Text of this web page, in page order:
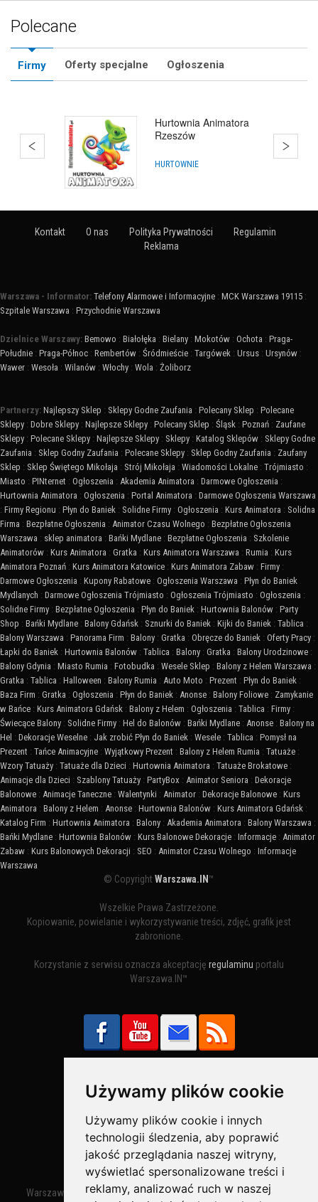
Używamy plików cookie
Używamy plików cookie i innych
technologii śledzenia, aby poprawić
jakość przeglądania naszej witryny,
wyświetlać spersonalizowane treści i
reklamy, analizować ruch w naszej
Polecane
Firmy Oferty specjalne Ogłoszenia
Hurtownia Animatora
Rzeszów
HURTOWNIE
Kontakt O nas Polityka Prywatności
Regulamin
Reklama
Warszawa - Informator: Telefony Alarmowe i Informacyjne : MCK Warszawa 19115 :
Szpitale Warszawa : Przychodnie Warszawa
Dzielnice Warszawy: Bemowo : Białołęka : Bielany : Mokotów : Ochota : Praga-
Południe : Praga-Północ : Rembertów : Śródmieście : Targówek : Ursus : Ursynów :
Wawer : Wesoła : Wilanów : Włochy : Wola : Żoliborz
Partnerzy: Najlepszy Sklep : Sklepy Godne Zaufania : Polecany Sklep : Polecane
Sklepy : Dobre Sklepy : Najlepsze Sklepy : Polecany Sklep : Śląsk : Poznań : Zaufane
Sklepy : Polecane Sklepy : Najlepsze Sklepy : Sklepy : Katalog Sklepów : Sklepy Godne
Zaufania : Sklep Godny Zaufania : Polecane Sklepy : Sklep Godny Zaufania : Zaufany
Sklep : Sklep Świętego Mikołaja : Strój Mikołaja : Wiadomości Lokalne : Trójmiasto :
Miasto : PINternet : Ogłoszenia : Akademia Animatora : Darmowe Ogłoszenia :
Hurtownia Animatora : Ogłoszenia : Portal Animatora : Darmowe Ogłoszenia Warszawa
: Firmy Regionu : Płyn do Baniek : Solidne Firmy : Ogłoszenia : Kurs Animatora : Solidna
Firma : Bezpłatne Ogłoszenia : Animator Czasu Wolnego : Bezpłatne Ogłoszenia
Warszawa : sklep animatora : Bańki Mydlane : Bezpłatne Ogłoszenia : Szkolenie
Animatorów : Kurs Animatora : Gratka : Kurs Animatora Warszawa : Rumia : Kurs
Animatora Poznań : Kurs Animatora Katowice : Kurs Animatora Zabaw : Firmy :
Darmowe Ogłoszenia : Kupony Rabatowe : Ogłoszenia Warszawa : Płyn do Baniek
Mydlanych : Darmowe Ogłoszenia Trójmiasto : Ogłoszenia Trójmiasto : Ogłoszenia :
Solidne Firmy : Bezpłatne Ogłoszenia : Płyn do Baniek : Hurtownia Balonów : Party
Shop : Bańki Mydlane : Balony Gdańsk : Sznurki do Baniek : Kijki do Baniek : Tablica :
Balony Warszawa : Panorama Firm : Balony : Gratka : Obręcze do Baniek : Oferty Pracy :
Łapki do Baniek : Hurtownia Balonów : Tablica : Balony : Gratka : Balony Urodzinowe :
Balony Gdynia : Miasto Rumia : Fotobudka : Wesele Sklep : Balony z Helem Warszawa :
Gratka : Tablica : Halloween : Balony Rumia : Auto Moto : Prezent : Płyn do Baniek :
Baza Firm : Gratka : Ogłoszenia : Płyn do Baniek : Anonse : Balony Foliowe : Zamykanie
w Bańce : Kurs Animatora Gdańsk : Balony z Helem : Ogłoszenia : Tablica : Firmy :
Świecące Balony : Solidne Firmy : Hel do Balonów : Bańki Mydlane : Anonse : Balony na
Hel : Dekoracje Weselne : Jak zrobić Płyn do Baniek : Wesele : Tablica : Pomysł na
Prezent : Tańce Animacyjne : Wyjątkowy Prezent : Balony z Helem Rumia : Tatuaże :
Wzory Tatuaży : Tatuaże dla Dzieci : Hurtownia Animatora : Tatuaże Brokatowe :
Animacje dla Dzieci : Szablony Tatuaży : PartyBox : Animator Seniora : Dekoracje
Balonowe : Animacje Taneczne : Walentynki : Animator : Dekoracje Balonowe : Kurs
Animatora : Balony z Helem : Anonse : Hurtownia Balonów : Kurs Animatora Gdańsk :
Katalog Firm : Hurtownia Animatora : Balony : Akademia Animatora : Balony Warszawa :
Bańki Mydlane : Hurtownia Balonów : Kurs Balonowe Dekoracje : Informacje : Animator
Zabaw : Kurs Balonowych Dekoracji : SEO : Animator Czasu Wolnego : Informacje
Warszawa
© CopyrightWarszawa.IN ™
Wszelkie Prawa Zastrzeżone.
Kopiowanie, powielanie i wykorzystywanie treści, zdjęć, grafik jest
zabronione.
Korzystanie z serwisu oznacza akceptację regulaminu portalu
Warszawa.IN™
Bezpieczne Płatności obsługuje:
Warszawa – miasto stołeczne Warszawa. Nazwa miasta zaczęła